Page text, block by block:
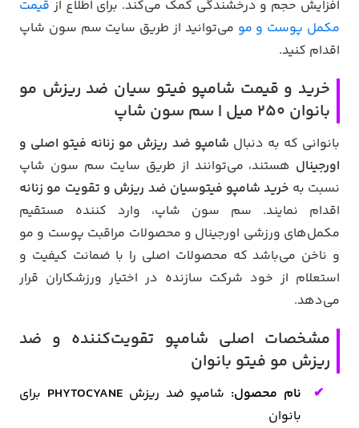
افزایش حجم و درخشندگی کمک می‌کند. برای اطلاع از قیمت
مکمل پوست و مو می‌توانید از طریق سایت سم سون شاپ
اقدام کنید.
خرید و قیمت شامپو فیتو سیان ضد ریزش مو
بانوان 250 میل | سم سون شاپ
بانوانی که به دنبال شامپو ضد ریزش مو زنانه فیتو اصلی و
اورجینال هستند، می‌توانند از طریق سایت سم سون شاپ
نسبت به خرید شامپو فیتوسیان ضد ریزش و تقویت مو زنانه
اقدام نمایند. سم سون شاپ، وارد کننده مستقیم
مکمل‌های ورزشی اورجینال و محصولات مراقبت پوست و مو
و ناخن می‌باشد که محصولات اصلی را با ضمانت کیفیت و
استعلام از خود شرکت سازنده در اختیار ورزشکاران قرار
می‌دهد.
مشخصات اصلی شامپو تقویت‌کننده و ضد
ریزش مو فیتو بانوان
نام محصول: شامپو ضد ریزشPHYTOCYANE برای
بانوان